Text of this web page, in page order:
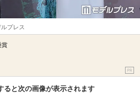
プレス
賞
PR
ると次の画像が表示されます